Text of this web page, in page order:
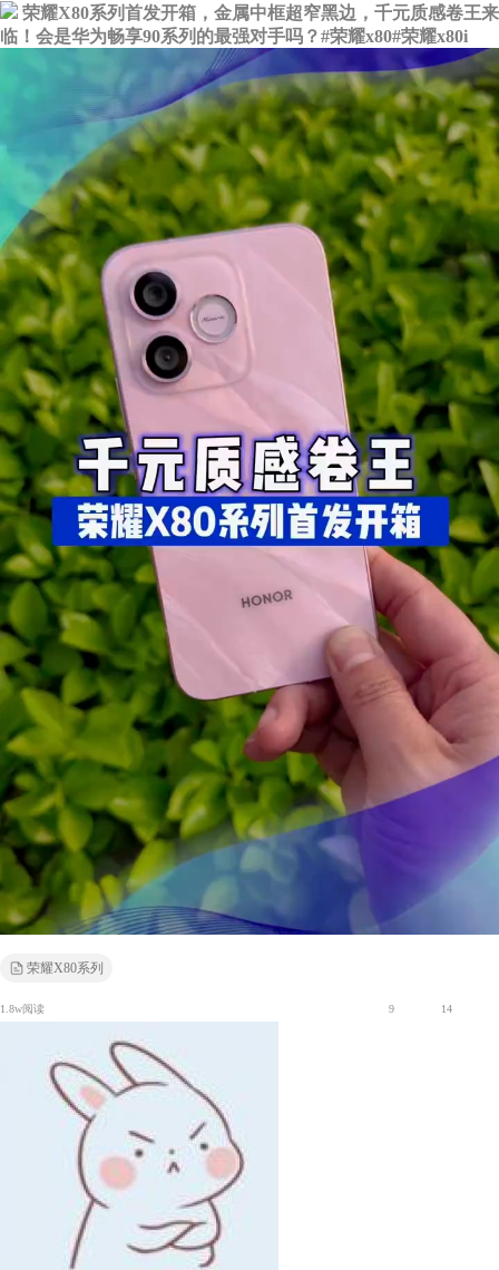
荣耀X80系列首发开箱，金属中框超窄黑边，千元质感卷王来
临！会是华为畅享90系列的最强对手吗？#荣耀x80#荣耀x80i
荣耀X80系列
1.8w阅读 9 14